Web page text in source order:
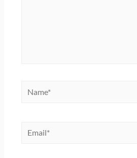
Name*
Email*